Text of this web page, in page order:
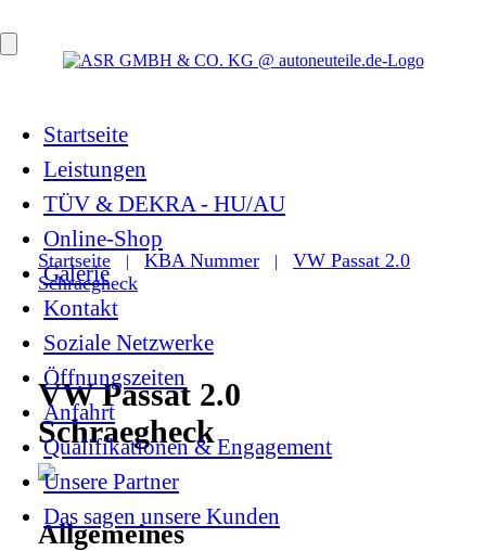
Startseite
Leistungen
TÜV & DEKRA - HU/AU
Online-Shop
Galerie
Kontakt
Soziale Netzwerke
Öffnungszeiten
Anfahrt
Qualifikationen & Engagement
Unsere Partner
Das sagen unsere Kunden
Startseite | KBA Nummer |
VW Passat 2.0
Schraegheck
VW Passat 2.0
Schraegheck
Allgemeines